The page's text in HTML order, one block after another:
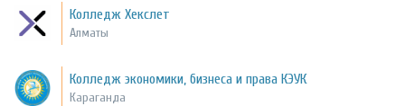
Колледж Хекслет
Алматы
Колледж экономики, бизнеса и права КЭУК
Караганда